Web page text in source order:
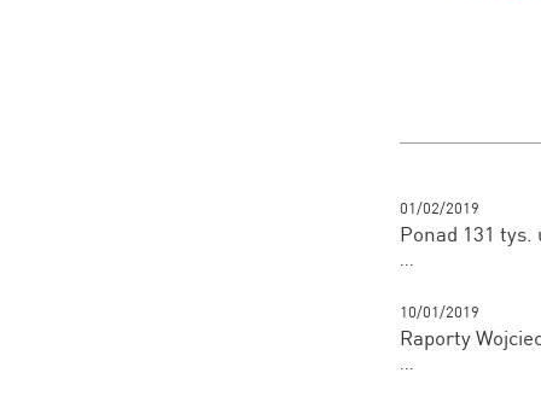
01/02/2019
Ponad 131
...
10/01/2019
Raporty
...